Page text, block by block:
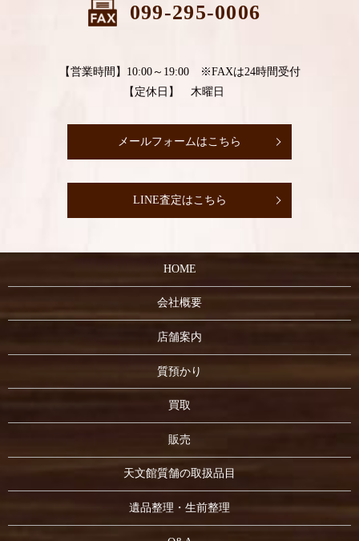
099-295-0006
【営業時間】10:00～19:00 ※FAXは24時間受付
【定休日】 木曜日
メールフォームはこちら
LINE査定はこちら
HOME
会社概要
店舗案内
質預かり
買取
販売
天文館質舗の取扱品目
遺品整理・生前整理